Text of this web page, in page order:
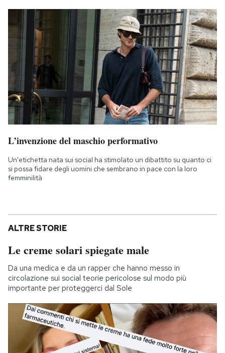
L’invenzione del maschio performativo
Un'etichetta nata sui social ha stimolato un dibattito su quanto ci
si possa fidare degli uomini che sembrano in pace con la loro
femminilità
ALTRE STORIE
Le creme solari spiegate male
Da una medica e da un rapper che hanno messo in
circolazione sui social teorie pericolose sul modo più
importante per proteggerci dal Sole